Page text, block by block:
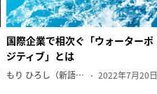
国際企業で相次ぐ「ウォーターポ
ジティブ」とは
もり ひろし（新語ウォッチャー） 2022年7月20日